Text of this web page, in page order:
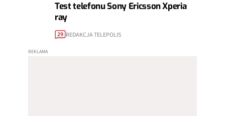
Test telefonu Sony Ericsson Xperia
ray
29 REDAKCJA TELEPOLIS